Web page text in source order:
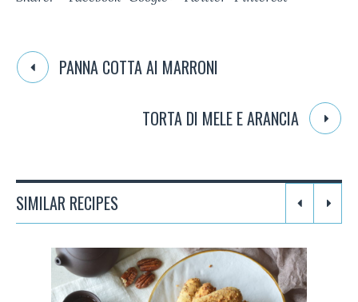
PANNA COTTA AI MARRONI
TORTA DI MELE E ARANCIA
SIMILAR RECIPES